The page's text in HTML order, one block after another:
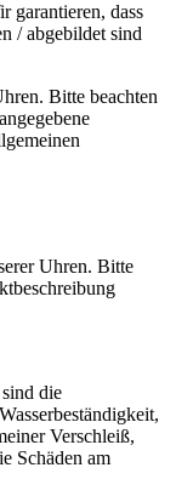
garantieren, dass
/ abgebildet sind
Bitte beachten
Uhren. Bitte
die
Verschleiß,
Schäden am